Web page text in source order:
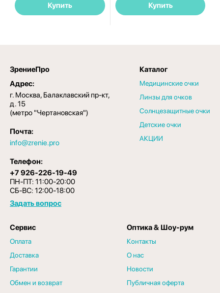
Купить Купить
ЗрениеПро
Адрес:
г. Москва, Балаклавский пр-кт,
д. 15
(метро "Чертановская")
Почта:
info@zrenie.pro
Телефон:
+7 926-226-19-49
ПН-ПТ: 11:00-20:00
СБ-ВС: 12:00-18:00
Задать вопрос
Каталог
Медицинские очки
Линзы для очков
Солнцезащитные очки
Детские очки
АКЦИИ
Сервис
Оплата
Доставка
Гарантии
Обмен и возврат
Оптика & Шоу-рум
Контакты
О нас
Новости
Публичная оферта